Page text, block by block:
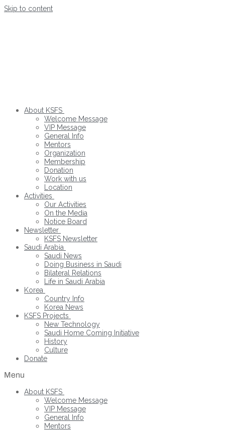
Skip to content
About KSFS
Welcome Message
VIP Message
General Info
Mentors
Organization
Membership
Donation
Work with us
Location
Activities
Our Activities
On the Media
Notice Board
Newsletter
KSFS Newsletter
Saudi Arabia
Saudi News
Doing Business in Saudi
Bilateral Relations
Life in Saudi Arabia
Korea
Country Info
Korea News
KSFS Projects
New Technology
Saudi Home Coming Initiative
History
Culture
Donate
Menu
About KSFS
Welcome Message
VIP Message
General Info
Mentors